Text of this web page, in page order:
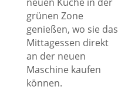
grünen Zone
genießen, wo sie das
Mittagessen direkt
an der neuen
Maschine kaufen
können.